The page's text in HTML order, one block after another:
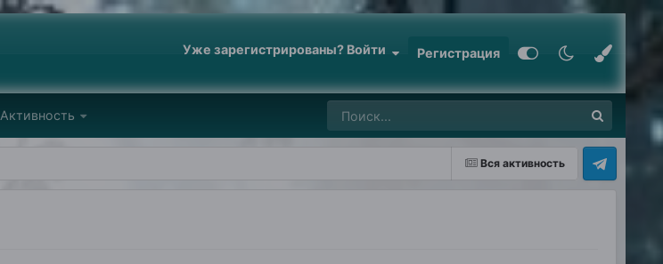
Уже зарегистрированы? Войти Регистрация
Активность
Вся активность